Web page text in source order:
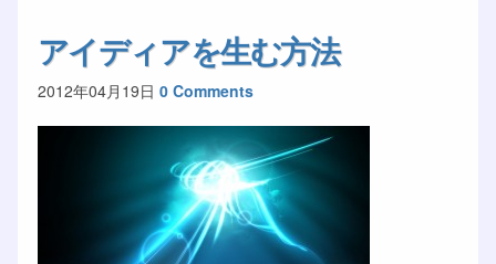
アイディアを生む方法
2012年04月19日 0 Comments